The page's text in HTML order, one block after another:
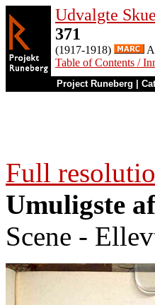
Udvalgte
371
(1917-1918)
Table of Contents /
Project Runeberg
Full
Umuligste
Scene -